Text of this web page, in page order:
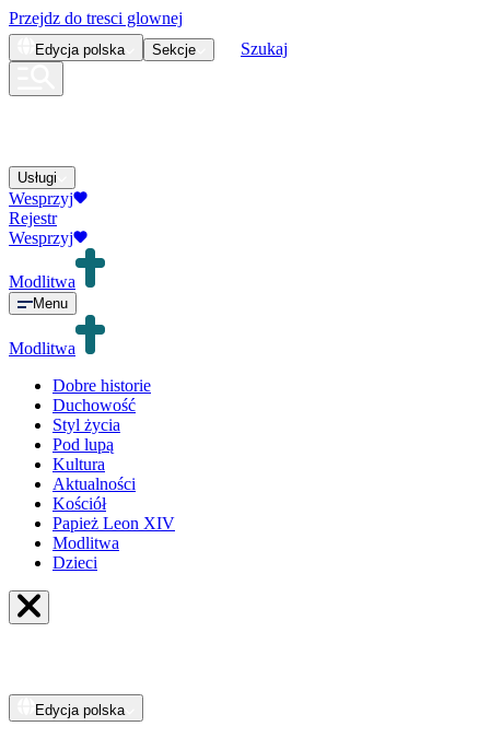
Przejdz do tresci glownej
Edycja polska Sekcje Szukaj
Usługi
Wesprzyj
Rejestr
Wesprzyj
Modlitwa
Menu
Modlitwa
Dobre historie
Duchowość
Styl życia
Pod lupą
Kultura
Aktualności
Kościół
Papież Leon XIV
Modlitwa
Dzieci
Edycja polska